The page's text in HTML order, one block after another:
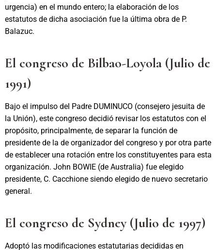
urgencia) en el mundo entero; la elaboración de los
estatutos de dicha asociación fue la última obra de P.
Balazuc.
El congreso de Bilbao-Loyola (Julio de
1991)
Bajo el impulso del Padre DUMINUCO (consejero jesuita de
la Unión), este congreso decidió revisar los estatutos con el
propósito, principalmente, de separar la función de
presidente de la de organizador del congreso y por otra parte
de establecer una rotación entre los constituyentes para esta
organización. John BOWIE (de Australia) fue elegido
presidente, C. Cacchione siendo elegido de nuevo secretario
general.
El congreso de Sydney (Julio de 1997)
Adoptó las modificaciones estatutarias decididas en